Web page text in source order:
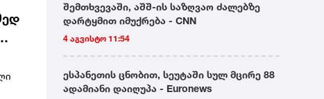
შემთხვევაში, აშშ-ის საზღვაო ძალებზე
დარტყმით იმუქრება - CNN
4 აგვისტო 11:54
ესპანეთის ცნობით, სეუტაში სულ მცირე 88
ადამიანი დაიღუპა - Euronews